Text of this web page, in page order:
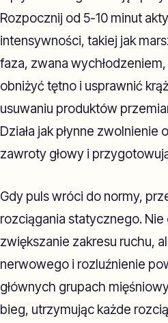
Rozpocznij od 5-10 minut
intensywności, takiej jak
faza, zwana
obniżyć tętno i usprawnić
usuwaniu produktów
Działa jak płynne
zawroty głowy i
Gdy puls wróci do normy,
rozciągania statycznego.
zwiększanie zakresu ruchu,
nerwowego i rozluźnienie
głównych grupach
bieg, utrzymując każde